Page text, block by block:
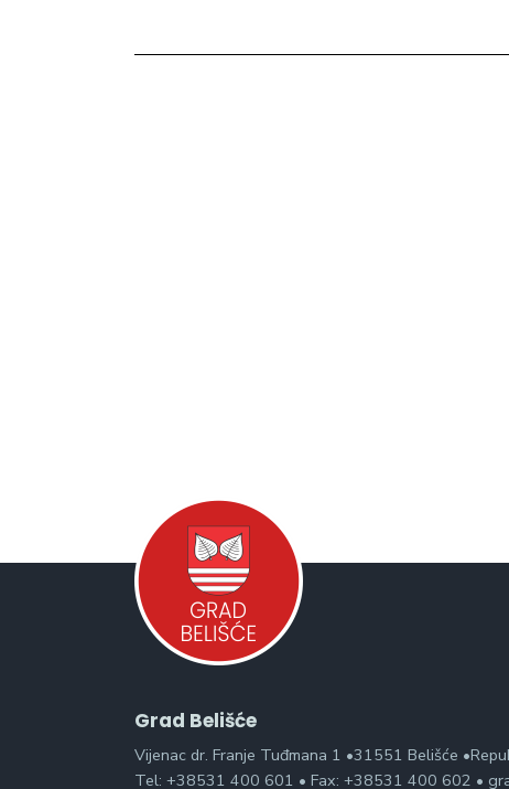
Grad Belišće
Vijenac dr. Franje Tuđmana 1 •31551 Belišće
Tel: +38531 400 601 • Fax: +38531 400 602 •